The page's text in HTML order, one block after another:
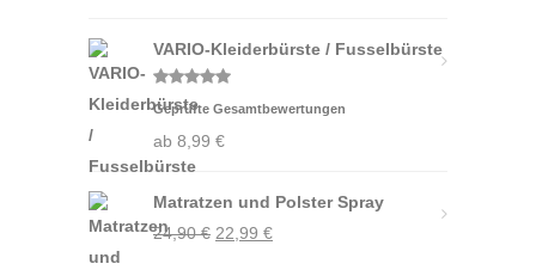
VARIO-Kleiderbürste / Fusselbürste
Bewertet
mit5.00
von 5
Geprüfte Gesamtbewertungen
ab 8,99 €
Matratzen und Polster Spray
24,90€ Ursprünglicher
22,99 €Aktueller